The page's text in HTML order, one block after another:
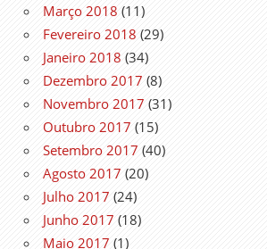
Março 2018 (11)
Fevereiro 2018 (29)
Janeiro 2018 (34)
Dezembro 2017 (8)
Novembro 2017 (31)
Outubro 2017 (15)
Setembro 2017 (40)
Agosto 2017 (20)
Julho 2017 (24)
Junho 2017 (18)
Maio 2017 (1)